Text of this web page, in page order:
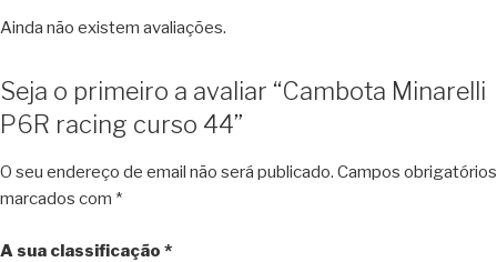
Ainda não existem avaliações.
Seja o primeiro a avaliar “Cambota Minarelli
P6R racing curso 44”
O seu endereço de email não será publicado. Campos obrigatórios
marcados com *
A sua classificação *